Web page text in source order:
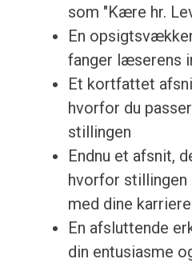
som "Kære hr.
En
fanger læserens
Et kortfattet
hvorfor du
stillingen
Endnu et afsnit,
hvorfor
med dine
En afsluttende
din entusiasme